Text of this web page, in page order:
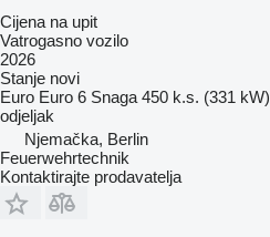
Cijena na upit
Vatrogasno vozilo
2026
Stanje novi
Euro Euro 6 Snaga 450 k.s. (331 kW)
odjeljak
Njemačka, Berlin
Feuerwehrtechnik
Kontaktirajte prodavatelja